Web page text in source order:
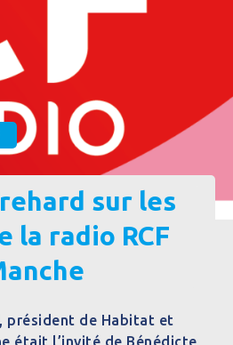
sur les
la radio RCF
président de Habitat et
était l’invité de Bénédicte